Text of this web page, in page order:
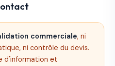
commerciale, ni
ni contrôle du devis.
d'information et